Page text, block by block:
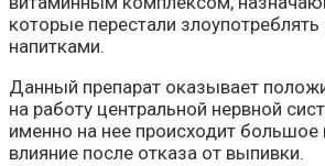
которые перестали
напитками.
Данный препарат оказывает
на работу центральной нервной
именно на нее происходит большое
влияние после отказа от выпивки.